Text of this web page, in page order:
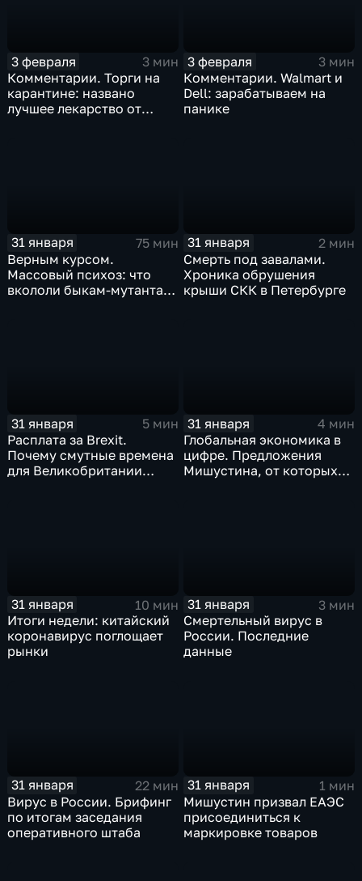
3 февраля
3 мин
Комментарии. Торги на
карантине: названо
лучшее лекарство от
3 февраля
3 мин
Комментарии. Walmart и
Dell: зарабатываем на
панике
31 января
75 мин
Верным курсом.
Массовый психоз: что
вкололи быкам-мутантам,
31 января
2 мин
Смерть под завалами.
Хроника обрушения
крыши СКК в Петербурге
31 января
5 мин
Расплата за Brexit.
Почему смутные времена
для Великобритании
31 января
4 мин
Глобальная экономика в
цифре. Предложения
Мишустина, от которых
31 января
10 мин
Итоги недели: китайский
коронавирус поглощает
рынки
31 января
3 мин
Смертельный вирус в
России. Последние
данные
31 января
22 мин
Вирус в России. Брифинг
по итогам заседания
оперативного штаба
31 января
1 мин
Мишустин призвал ЕАЭС
присоединиться к
маркировке товаров